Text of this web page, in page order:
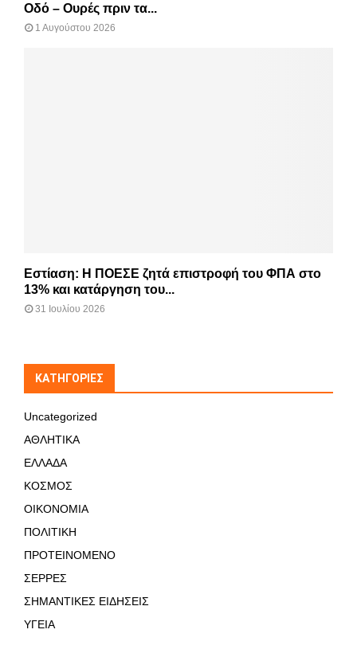
Οδό – Ουρές πριν τα...
1 Αυγούστου 2026
Εστίαση: Η ΠΟΕΣΕ ζητά επιστροφή του ΦΠΑ στο
13% και κατάργηση του...
31 Ιουλίου 2026
KΑΤΗΓΟΡΊΕΣ
Uncategorized
ΑΘΛΗΤΙΚΑ
ΕΛΛΑΔΑ
ΚΟΣΜΟΣ
ΟΙΚΟΝΟΜΙΑ
ΠΟΛΙΤΙΚΗ
ΠΡΟΤΕΙΝΟΜΕΝΟ
ΣΕΡΡΕΣ
ΣΗΜΑΝΤΙΚΕΣ ΕΙΔΗΣΕΙΣ
ΥΓΕΙΑ